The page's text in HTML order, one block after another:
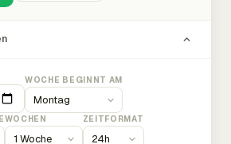
WOCHE BEGINNT AM
WOCHEN ZEITFORMAT